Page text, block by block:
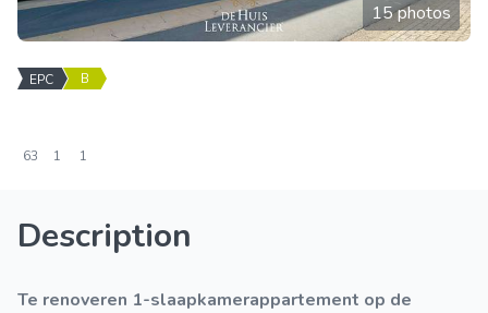
15 photos
EPC B
63 1 1
Description
Te renoveren 1-slaapkamerappartement op de